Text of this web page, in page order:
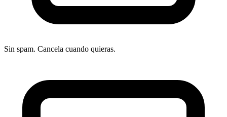
Sin spam. Cancela cuando quieras.